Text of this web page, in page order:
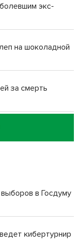
экс-
на шоколадной
за смерть
смерть
в Госдуму
кибертурнир